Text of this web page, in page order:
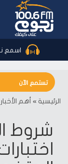
اسمع
تستمع الآن
نجوم اف ام -
الرئيسية » أهم الأخبار
شروط